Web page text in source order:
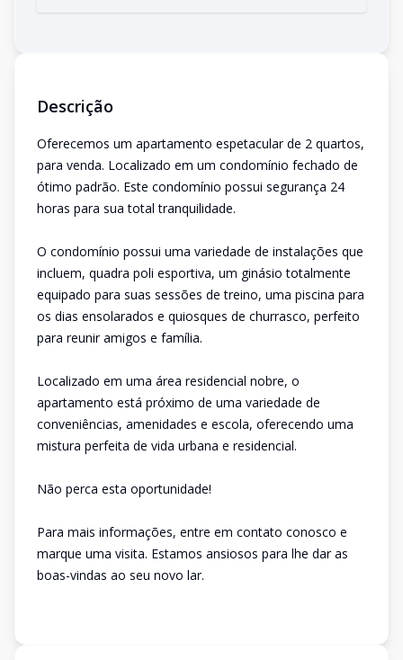
Descrição
Oferecemos um apartamento espetacular de 2 quartos,
para venda. Localizado em um condomínio fechado de
ótimo padrão. Este condomínio possui segurança 24
horas para sua total tranquilidade.
O condomínio possui uma variedade de instalações que
incluem, quadra poli esportiva, um ginásio totalmente
equipado para suas sessões de treino, uma piscina para
os dias ensolarados e quiosques de churrasco, perfeito
para reunir amigos e família.
Localizado em uma área residencial nobre, o
apartamento está próximo de uma variedade de
conveniências, amenidades e escola, oferecendo uma
mistura perfeita de vida urbana e residencial.
Não perca esta oportunidade!
Para mais informações, entre em contato conosco e
marque uma visita. Estamos ansiosos para lhe dar as
boas-vindas ao seu novo lar.